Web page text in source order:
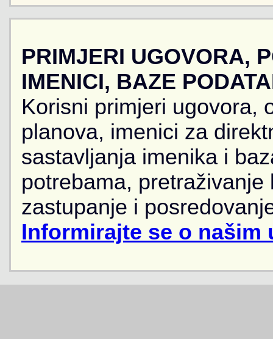
PRIMJERI UGOVORA,
IMENICI, BAZE
Korisni primjeri ugovora,
planova, imenici za
sastavljanja imenika i
potrebama,
zastupanje i
Informirajte se o našim